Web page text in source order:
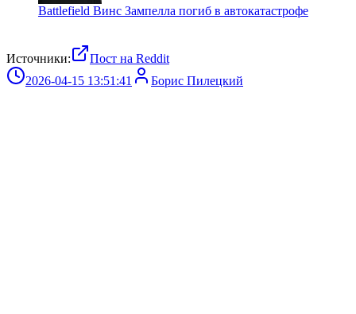
Battlefield Винс Зампелла погиб в автокатастрофе
Источники:
Пост на Reddit
2026-04-15 13:51:41
Борис Пилецкий